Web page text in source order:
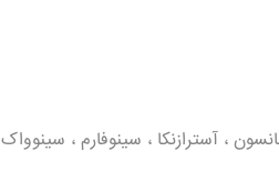
، آسترازنکا ، سینوفارم ، سینوواک